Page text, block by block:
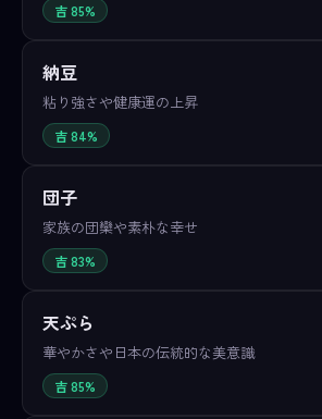
吉 85%
納豆
粘り強さや健康運の上昇
吉 84%
団子
家族の団欒や素朴な幸せ
吉 83%
天ぷら
華やかさや日本の伝統的な美意識
吉 85%